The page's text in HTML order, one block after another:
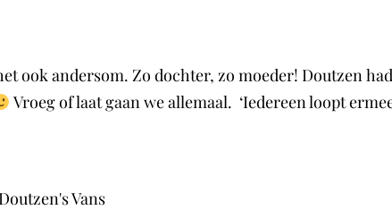
ook andersom. Zo dochter, zo moeder! Doutzen
Vroeg of laat gaan we allemaal. ‘Iedereen loopt
Doutzen's Vans